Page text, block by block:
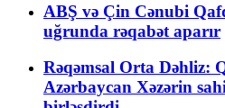
ABŞ və Çin Cənubi
uğrunda rəqabət aparır
Rəqəmsal Orta Dəhliz:
Azərbaycan Xəzərin